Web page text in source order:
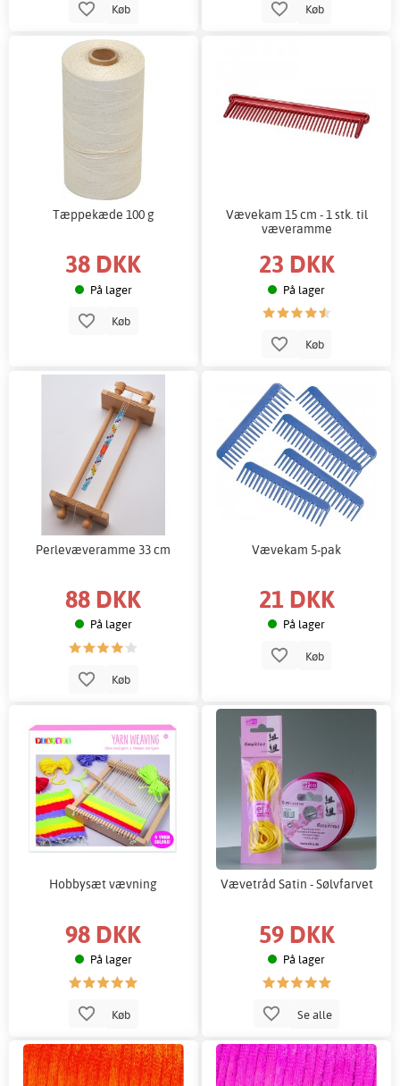
Køb Køb
Tæppekæde 100 g
38 DKK
På lager
Køb
Vævekam 15 cm - 1 stk. til
væveramme
23 DKK
På lager
Køb
Perlevæveramme 33 cm
88 DKK
På lager
Køb
Vævekam 5-pak
21 DKK
På lager
Køb
Hobbysæt vævning
98 DKK
På lager
Køb
Vævetråd Satin - Sølvfarvet
59 DKK
På lager
Se alle